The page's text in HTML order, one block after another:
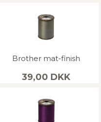
Brother mat-finish
39,00 DKK